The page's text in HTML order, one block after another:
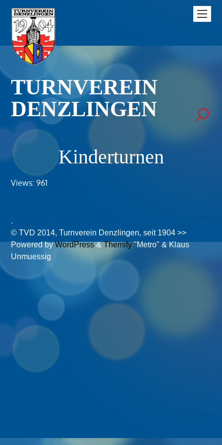
TURNVEREIN
DENZLINGEN
Kinderturnen
Views: 961
.
© TVD 2014, Turnverein Denzlingen, seit 1904 >>
Powered byWordPress&Themify"Metro" & Klaus
Unmuessig